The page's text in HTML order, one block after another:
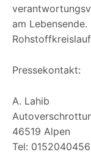
am
Pressekontakt:
A. Lahib
46519 Alpen
Tel: